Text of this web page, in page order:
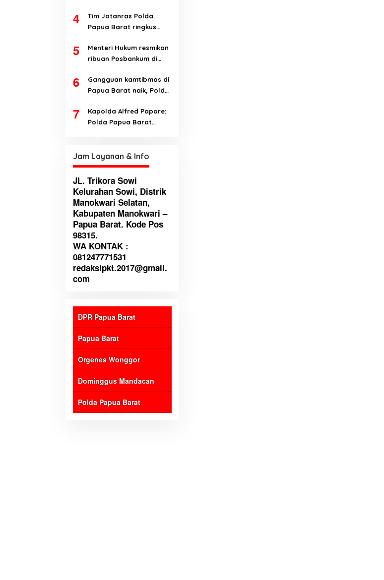
subsidi
4
Tim Jatanras Polda
Papua Barat ringkus
5
Menteri Hukum resmikan
ribuan Posbankum di
Barat Daya
6
Gangguan kamtibmas di
Papua Barat naik, Polda
7
Kapolda Alfred Papare:
Polda Papua Barat
Jam Layanan & Info
JL. Trikora Sowi
Kelurahan Sowi, Distrik
Manokwari Selatan,
Kabupaten Manokwari –
Papua Barat. Kode Pos
98315.
WA KONTAK :
081247771531
redaksipkt.2017@gmail.
com
DPR Papua Barat
Papua Barat
Orgenes Wonggor
Dominggus Mandacan
Polda Papua Barat